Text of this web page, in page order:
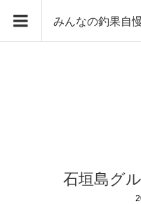
みんなの釣果自慢
石垣島グ